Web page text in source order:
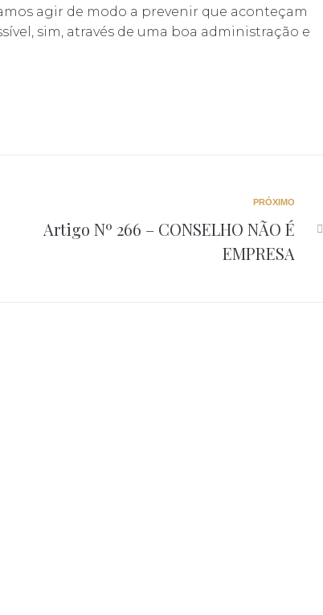
agir de modo a prevenir que aconteçam
sim, através de uma boa administração e
PRÓXIMO
Artigo Nº 266 – CONSELHO NÃO É
EMPRESA